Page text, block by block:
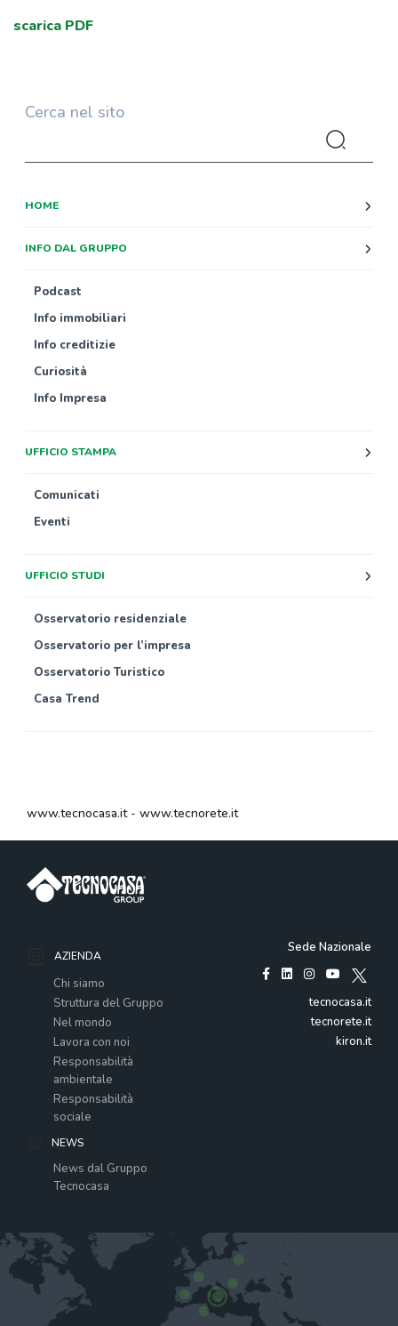
scarica PDF
Cerca nel sito
HOME
INFO DAL GRUPPO
Podcast
Info immobiliari
Info creditizie
Curiosità
Info Impresa
UFFICIO STAMPA
Comunicati
Eventi
UFFICIO STUDI
Osservatorio residenziale
Osservatorio per l’impresa
Osservatorio Turistico
Casa Trend
www.tecnocasa.it- www.tecnorete.it
AZIENDA
Chi siamo
Struttura del Gruppo
Nel mondo
Lavora con noi
Responsabilità
ambientale
Responsabilità
sociale
NEWS
News dal Gruppo
Tecnocasa
Sede Nazionale
tecnocasa.it
tecnorete.it
kiron.it